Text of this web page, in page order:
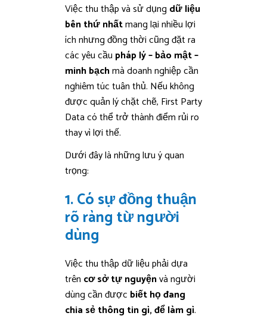
Việc thu thập và sử dụng dữ liệu
bên thứ nhấtmang lại nhiều lợi
ích nhưng đồng thời cũng đặt ra
các yêu cầu pháp lý – bảo mật –
minh bạchmà doanh nghiệp cần
nghiêm túc tuân thủ. Nếu không
được quản lý chặt chẽ, First Party
Data có thể trở thành điểm rủi ro
thay vì lợi thế.
Dưới đây là những lưu ý quan
trọng:
1. Có sự đồng thuận
rõ ràng từ người
dùng
Việc thu thập dữ liệu phải dựa
trên cơ sở tự nguyệnvà người
dùng cần được biết họ đang
chia sẻ thông tin gì, để làm gì.